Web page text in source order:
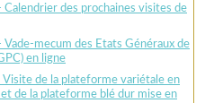
des prochaines visites de
mecum des Etats Généraux de
en ligne
de la plateforme variétale en
de la plateforme blé dur mise en